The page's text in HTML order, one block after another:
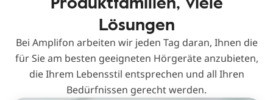
Lösungen
Bei Amplifon arbeiten wir jeden Tag daran, Ihnen die
für Sie am besten geeigneten Hörgeräte anzubieten,
die Ihrem Lebensstil entsprechen und all Ihren
Bedürfnissen gerecht werden.